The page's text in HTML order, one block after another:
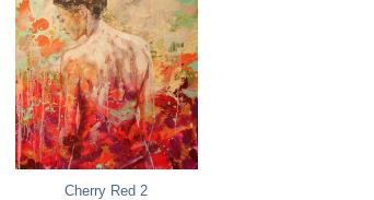
Cherry Red 2